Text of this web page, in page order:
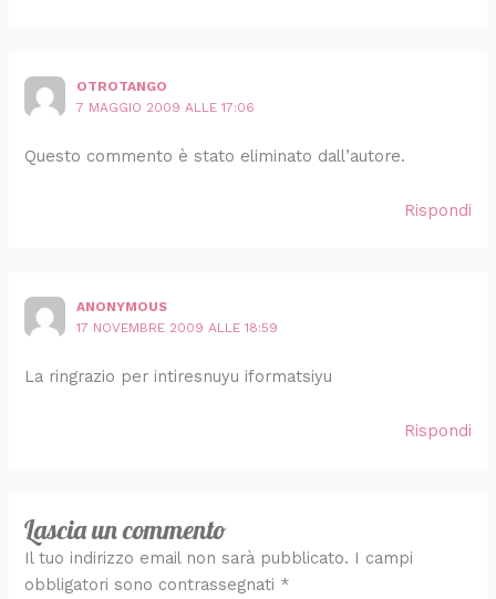
OTROTANGO
7 MAGGIO 2009 ALLE 17:06
Questo commento è stato eliminato dall’autore.
Rispondi
ANONYMOUS
17 NOVEMBRE 2009 ALLE 18:59
La ringrazio per intiresnuyu iformatsiyu
Rispondi
Lascia un commento
Il tuo indirizzo email non sarà pubblicato. I campi
obbligatori sono contrassegnati *